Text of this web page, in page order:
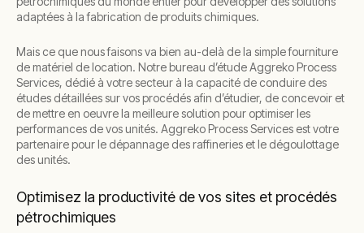
adaptées à la fabrication de produits chimiques.
Mais ce que nous faisons va bien au-delà de la simple fourniture
de matériel de location. Notre bureau d’étude Aggreko Process
Services, dédié à votre secteur à la capacité de conduire des
études détaillées sur vos procédés afin d’étudier, de concevoir et
de mettre en oeuvre la meilleure solution pour optimiser les
performances de vos unités. Aggreko Process Services est votre
partenaire pour le dépannage des raffineries et le dégoulottage
des unités.
Optimisez la productivité de vos sites et procédés
pétrochimiques